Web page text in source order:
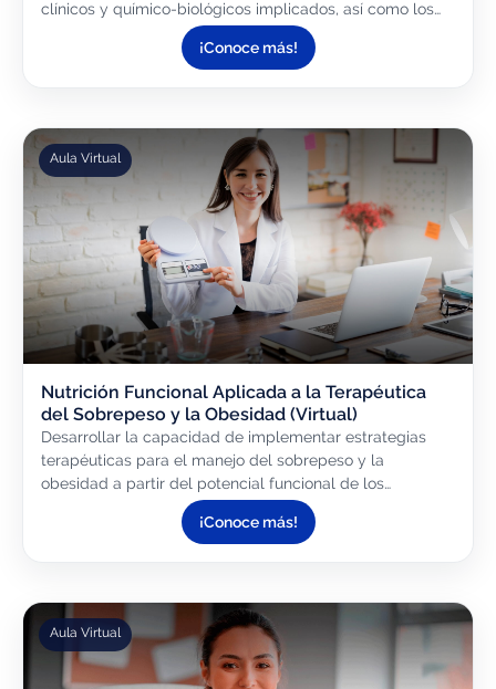
clínicos y químico-biológicos implicados, así como los
fundamentos de la biocomparabilidad y sus estudios...
¡Conoce más!
Aula Virtual
Nutrición Funcional Aplicada a la Terapéutica
del Sobrepeso y la Obesidad (Virtual)
Desarrollar la capacidad de implementar estrategias
terapéuticas para el manejo del sobrepeso y la
obesidad a partir del potencial funcional de los
alimentos y/o nutracéuticos.
¡Conoce más!
Aula Virtual